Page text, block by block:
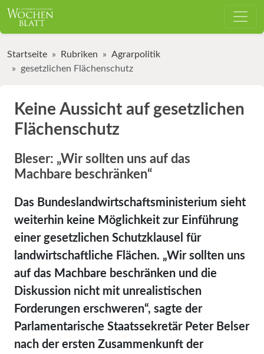
Startseite Rubriken
Agrarpolitik
gesetzlichen Flächenschutz
Keine Aussicht auf gesetzlichen
Flächenschutz
Bleser: „Wir sollten uns auf das
Machbare beschränken“
Das Bundeslandwirtschaftsministerium sieht
weiterhin keine Möglichkeit zur Einführung
einer gesetzlichen Schutzklausel für
landwirtschaftliche Flächen. „Wir sollten uns
auf das Machbare beschränken und die
Diskussion nicht mit unrealistischen
Forderungen erschweren“, sagte der
Parlamentarische Staatssekretär Peter Belser
nach der ersten Zusammenkunft der